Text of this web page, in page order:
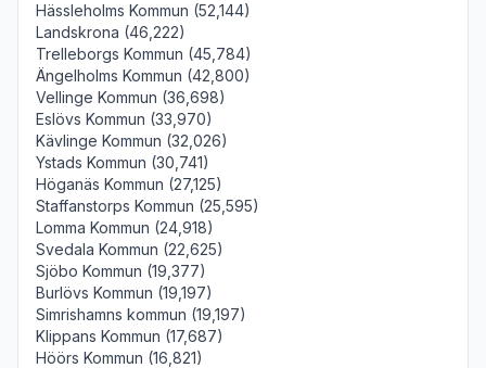
Hässleholms Kommun (52,144)
Landskrona (46,222)
Trelleborgs Kommun (45,784)
Ängelholms Kommun (42,800)
Vellinge Kommun (36,698)
Eslövs Kommun (33,970)
Kävlinge Kommun (32,026)
Ystads Kommun (30,741)
Höganäs Kommun (27,125)
Staffanstorps Kommun (25,595)
Lomma Kommun (24,918)
Svedala Kommun (22,625)
Sjöbo Kommun (19,377)
Burlövs Kommun (19,197)
Simrishamns kommun (19,197)
Klippans Kommun (17,687)
Höörs Kommun (16,821)